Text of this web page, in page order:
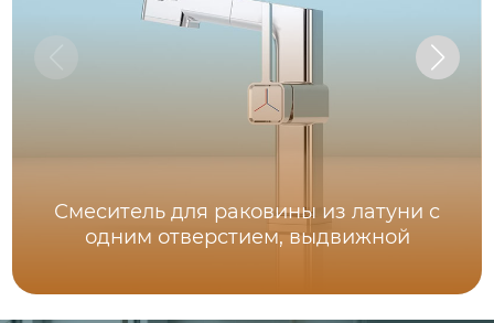
Смеситель для раковины из латуни с
одним отверстием, выдвижной